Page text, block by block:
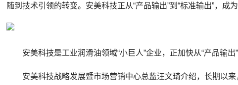
随到技术引领的转变。安美科技正从“产品输出”到“标准输出”，成
安美科技是工业润滑油领域“小巨人”企业，正加快从“产品输出”
安美科技战略发展暨市场营销中心总监汪文琦介绍，长期以来